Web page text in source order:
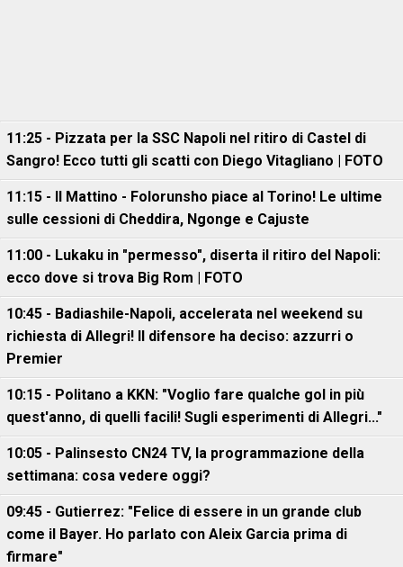
11:25 - Pizzata per la SSC Napoli nel ritiro di Castel di
Sangro! Ecco tutti gli scatti con Diego Vitagliano | FOTO
11:15 - Il Mattino - Folorunsho piace al Torino! Le ultime
sulle cessioni di Cheddira, Ngonge e Cajuste
11:00 - Lukaku in "permesso", diserta il ritiro del Napoli:
ecco dove si trova Big Rom | FOTO
10:45 - Badiashile-Napoli, accelerata nel weekend su
richiesta di Allegri! Il difensore ha deciso: azzurri o
Premier
10:15 - Politano a KKN: "Voglio fare qualche gol in più
quest'anno, di quelli facili! Sugli esperimenti di Allegri..."
10:05 - Palinsesto CN24 TV, la programmazione della
settimana: cosa vedere oggi?
09:45 - Gutierrez: "Felice di essere in un grande club
come il Bayer. Ho parlato con Aleix Garcia prima di
firmare"